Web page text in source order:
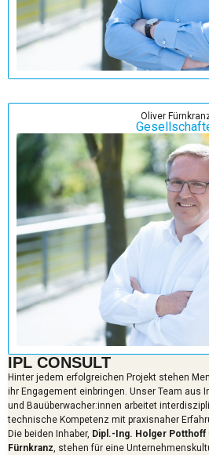
Oliver
IPL CONSULT
Hinter jedem erfolgreichen Projekt stehen
ihr Engagement einbringen. Unser Team aus
und Bauüberwacher:innen arbeitet
technische Kompetenz mit praxisnaher
Die beiden Inhaber, Dipl.-Ing. Holger Potthoff
Fürnkranz , stehen für eine